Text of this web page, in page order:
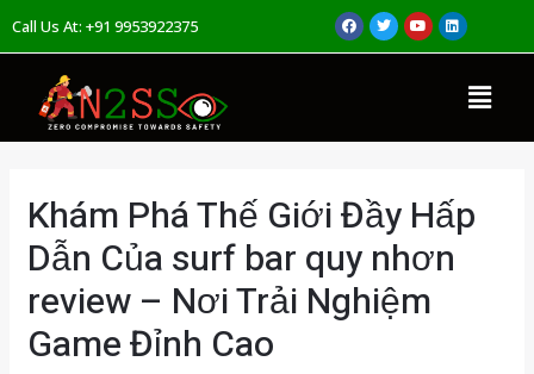
content
Call Us At: +91 9953922375
F
a
c
T
w
i
Y
o
u
L
i
n
Menu
Khám Phá Thế Giới Đầy Hấp
Dẫn Của surf bar quy nhơn
review – Nơi Trải Nghiệm
Game Đỉnh Cao